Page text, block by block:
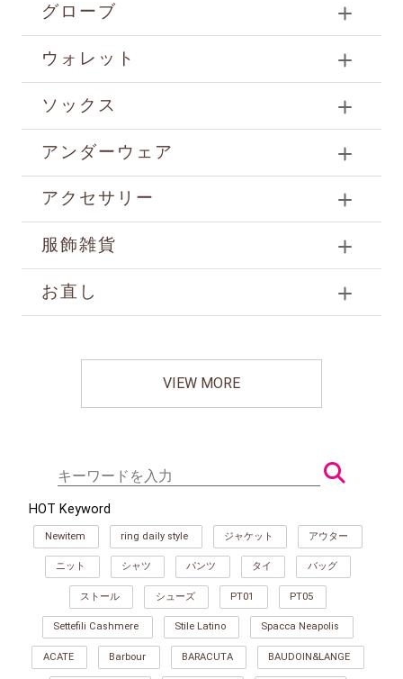
グローブ
ウォレット
ソックス
アンダーウェア
アクセサリー
服飾雑貨
お直し
VIEW MORE
HOT Keyword
Newitem ring daily style ジャケット アウター
ニット シャツ パンツ タイ バッグ
ストール シューズ PT01 PT05
Settefili Cashmere Stile Latino Spacca Neapolis
ACATE Barbour BARACUTA BAUDOIN&LANGE